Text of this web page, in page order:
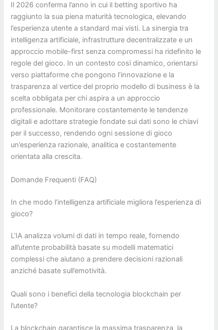
Il 2026 conferma l’anno in cui il betting sportivo ha
raggiunto la sua piena maturità tecnologica, elevando
l’esperienza utente a standard mai visti. La sinergia tra
intelligenza artificiale, infrastrutture decentralizzate e un
approccio mobile-first senza compromessi ha ridefinito le
regole del gioco. In un contesto così dinamico, orientarsi
verso piattaforme che pongono l’innovazione e la
trasparenza al vertice del proprio modello di business è la
scelta obbligata per chi aspira a un approccio
professionale. Monitorare costantemente le tendenze
digitali e adottare strategie fondate sui dati sono le chiavi
per il successo, rendendo ogni sessione di gioco
un’esperienza razionale, analitica e costantemente
orientata alla crescita.
Domande Frequenti (FAQ)
In che modo l’intelligenza artificiale migliora l’esperienza di
gioco?
L’IA analizza volumi di dati in tempo reale, fornendo
all’utente probabilità basate su modelli matematici
complessi che aiutano a prendere decisioni razionali
anziché basate sull’emotività.
Quali sono i benefici della tecnologia blockchain per
l’utente?
La blockchain garantisce la massima trasparenza, la